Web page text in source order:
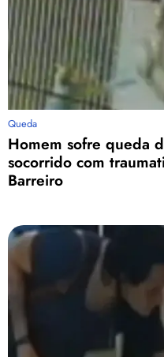
Queda
Homem sofre queda
socorrido com
Barreiro